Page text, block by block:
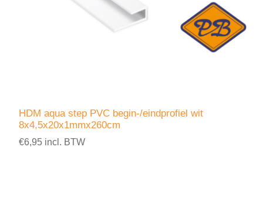
HDM aqua step PVC begin-/eindprofiel wit
8x4,5x20x1mmx260cm
€6,95 incl. BTW